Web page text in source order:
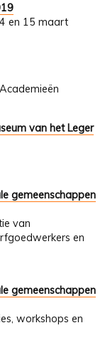
en 15 maart
van het Leger
gemeenschappen
van
en
gemeenschappen
workshops en